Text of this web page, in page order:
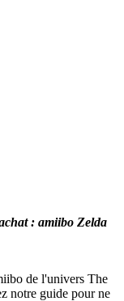
: amiibo Zelda
de l'univers The
notre guide pour ne